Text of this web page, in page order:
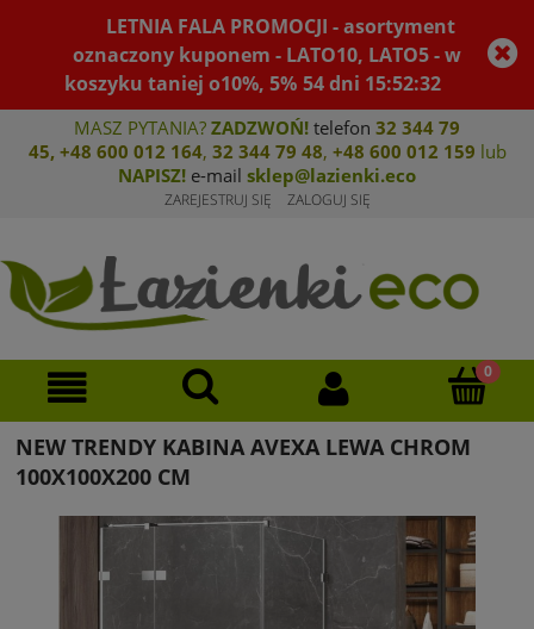
LETNIA FALA PROMOCJI - asortyment
oznaczony kuponem - LATO10, LATO5 - w
koszyku taniej o10%, 5% 54dni 15:52:32
MASZ PYTANIA? ZADZWOŃ! telefon 32 344 79
45, +48 600 012 164, 32 344 79 48, +48 600 012 159 lub
NAPISZ! e-mail sklep@lazienki.eco
ZAREJESTRUJ SIĘ ZALOGUJ SIĘ
NEW TRENDY KABINA AVEXA LEWA CHROM
100X100X200 CM